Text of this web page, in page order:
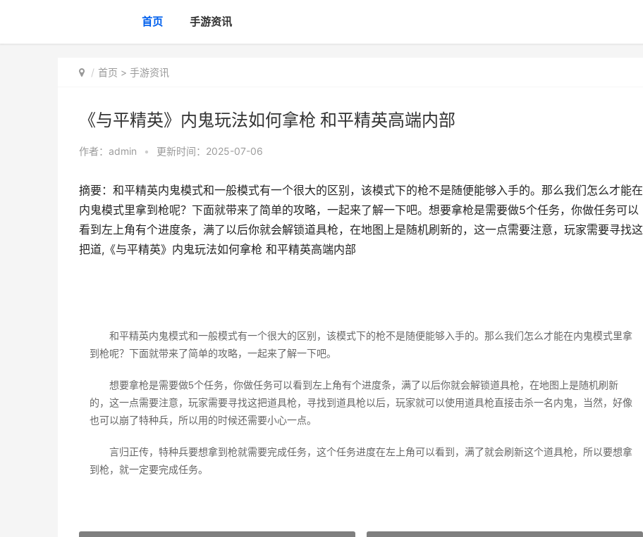
首页 手游资讯
首页 > 手游资讯
《与平精英》内鬼玩法如何拿枪 和平精英高端内部
作者： admin • 更新时间：2025-07-06
摘要：和平精英内鬼模式和一般模式有一个很大的区别，该模式下的枪不是随便能够入手的。那么我们怎么才能在
内鬼模式里拿到枪呢？下面就带来了简单的攻略，一起来了解一下吧。想要拿枪是需要做5个任务，你做任务可以
看到左上角有个进度条，满了以后你就会解锁道具枪，在地图上是随机刷新的，这一点需要注意，玩家需要寻找这
把道,《与平精英》内鬼玩法如何拿枪 和平精英高端内部
和平精英内鬼模式和一般模式有一个很大的区别，该模式下的枪不是随便能够入手的。那么我们怎么才能在内鬼模式里拿
到枪呢？下面就带来了简单的攻略，一起来了解一下吧。
想要拿枪是需要做5个任务，你做任务可以看到左上角有个进度条，满了以后你就会解锁道具枪，在地图上是随机刷新
的，这一点需要注意，玩家需要寻找这把道具枪，寻找到道具枪以后，玩家就可以使用道具枪直接击杀一名内鬼，当然，好像
也可以崩了特种兵，所以用的时候还需要小心一点。
言归正传，特种兵要想拿到枪就需要完成任务，这个任务进度在左上角可以看到，满了就会刷新这个道具枪，所以要想拿
到枪，就一定要完成任务。